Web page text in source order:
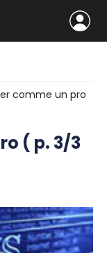
comme un pro
( p. 3/3